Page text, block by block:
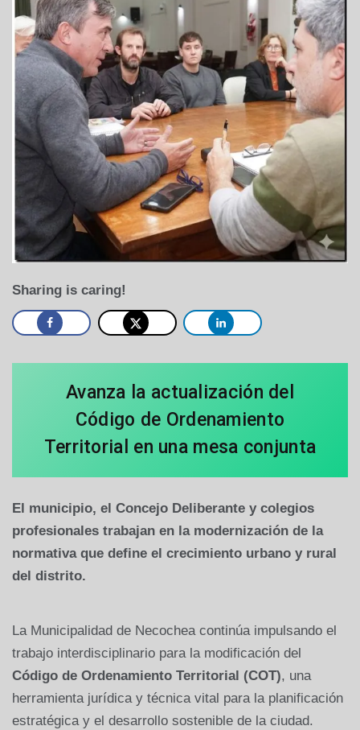
Sharing is caring!
Avanza la actualización del
Código de Ordenamiento
Territorial en una mesa conjunta
El municipio, el Concejo Deliberante y colegios
profesionales trabajan en la modernización de la
normativa que define el crecimiento urbano y rural
del distrito.
La Municipalidad de Necochea continúa impulsando el
trabajo interdisciplinario para la modificación del
Código de Ordenamiento Territorial (COT), una
herramienta jurídica y técnica vital para la planificación
estratégica y el desarrollo sostenible de la ciudad.